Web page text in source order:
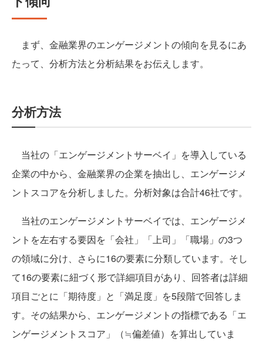
まず、金融業界のエンゲージメントの傾向を見るにあ
たって、分析方法と分析結果をお伝えします。
分析方法
当社の「エンゲージメントサーベイ」を導入している
企業の中から、金融業界の企業を抽出し、エンゲージメ
ントスコアを分析しました。分析対象は合計46社です。
当社のエンゲージメントサーベイでは、エンゲージメ
ントを左右する要因を「会社」「上司」「職場」の3つ
の領域に分け、さらに16の要素に分類しています。そし
て16の要素に紐づく形で詳細項目があり、回答者は詳細
項目ごとに「期待度」と「満足度」を5段階で回答しま
す。その結果から、エンゲージメントの指標である「エ
ンゲージメントスコア」（≒偏差値）を算出していま